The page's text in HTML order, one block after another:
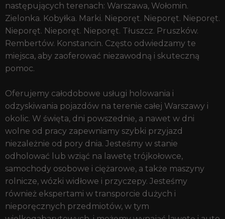
następujących terenach: Warszawa, Wołomin.
Zielonka. Kobyłka. Marki. Nieporęt. Nieporęt. Nieporęt.
Nieporęt. Nieporęt. Nieporęt. Tłuszcz. Pruszków.
Rembertów. Konstancin. Często odwiedzamy te
miejsca, aby zaoferować niezawodną i skuteczną
pomoc.
Oferujemy całodobowe usługi holowania i
odzyskiwania pojazdów na terenie całej Warszawy i
okolic. W święta, dni powszednie, a nawet w dni
wolne od pracy zapewniamy szybki przyjazd
niezależnie od pory dnia. Jesteśmy w stanie
odholować lub wziąć na lawetę trójkołowce,
samochody osobowe i ciężarowe, a także maszyny
rolnicze, wózki widłowe i przyczepy. Jesteśmy
również ekspertami w transporcie dużych i
nieporęcznych przedmiotów, w tym